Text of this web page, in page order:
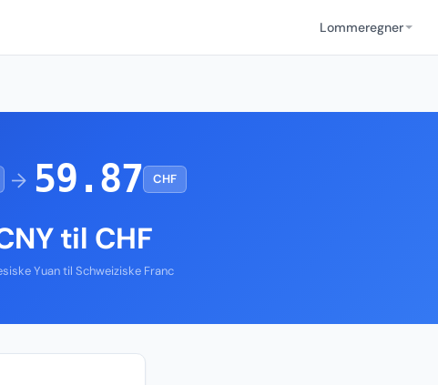
Lommeregner
→ 59.87 CHF
til CHF
Yuan til Schweiziske Franc